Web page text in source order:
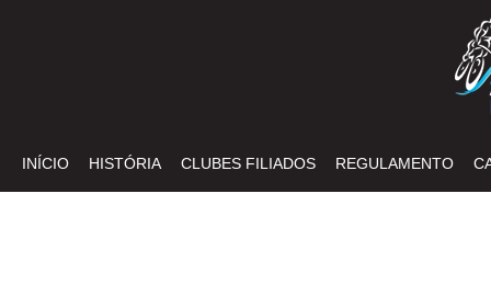
INÍCIO HISTÓRIA CLUBES FILIADOS REGULAMENTO